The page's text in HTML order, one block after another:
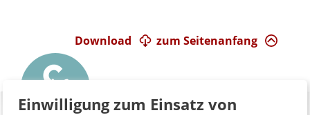
zum Seitenanfang
Download
Einwilligung zum Einsatz von